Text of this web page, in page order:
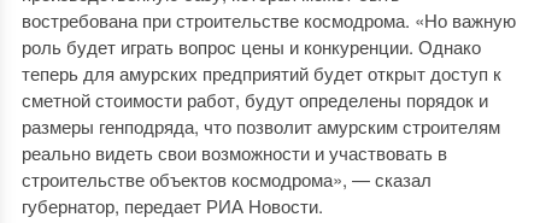
востребована при строительстве космодрома. «Но важную
роль будет играть вопрос цены и конкуренции. Однако
теперь для амурских предприятий будет открыт доступ к
сметной стоимости работ, будут определены порядок и
размеры генподряда, что позволит амурским строителям
реально видеть свои возможности и участвовать в
строительстве объектов космодрома», — сказал
губернатор, передает РИА Новости.